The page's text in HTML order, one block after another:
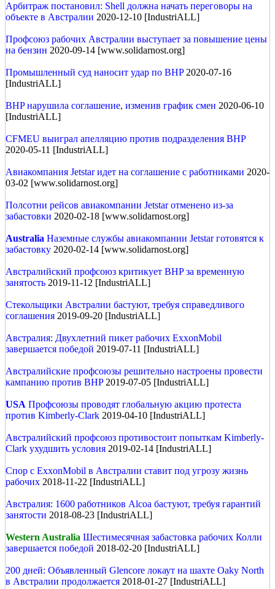
Арбитраж постановил: Shell должна начать переговоры на
объекте в Австралии 2020-12-10 [IndustriALL]
Профсоюз рабочих Австралии выступает за повышение цены
на бензин 2020-09-14 [www.solidarnost.org]
Промышленный суд наносит удар по BHP2020-07-16
[IndustriALL]
BHP нарушила соглашение, изменив график смен 2020-06-10
[IndustriALL]
CFMEU выиграл апелляцию против подразделения BHP
2020-05-11 [IndustriALL]
Авиакомпания Jetstar идет на соглашение с работниками 2020-
03-02 [www.solidarnost.org]
Полсотни рейсов авиакомпании Jetstar отменено из-за
забастовки 2020-02-18 [www.solidarnost.org]
Australia Наземные службы авиакомпании Jetstar готовятся к
забастовку 2020-02-14 [www.solidarnost.org]
Австралийский профсоюз критикует BHP за временную
занятость 2019-11-12 [IndustriALL]
Стекольщики Австралии бастуют, требуя справедливого
соглашения 2019-09-20 [IndustriALL]
Австралия: Двухлетний пикет рабочих ExxonMobil
завершается победой 2019-07-11 [IndustriALL]
Австралийские профсоюзы решительно настроены провести
кампанию против BHP2019-07-05 [IndustriALL]
USA Профсоюзы проводят глобальную акцию протеста
против Kimberly-Clark 2019-04-10 [IndustriALL]
Австралийский профсоюз противостоит попыткам Kimberly-
Clark ухудшить условия 2019-02-14 [IndustriALL]
Спор с ExxonMobil в Австралии ставит под угрозу жизнь
рабочих 2018-11-22 [IndustriALL]
Австралия: 1600 работников Alcoa бастуют, требуя гарантий
занятости 2018-08-23 [IndustriALL]
Western Australia Шестимесячная забастовка рабочих Колли
завершается победой 2018-02-20 [IndustriALL]
200 дней: Объявленный Glencore локаут на шахте Oaky North
в Австралии продолжается 2018-01-27 [IndustriALL]